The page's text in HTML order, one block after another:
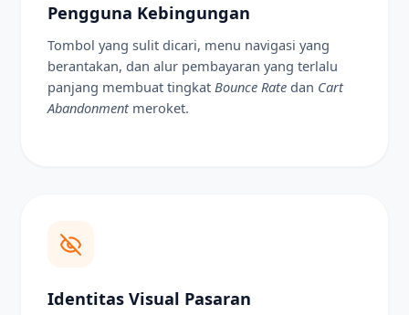
Pengguna Kebingungan
Tombol yang sulit dicari, menu navigasi yang
berantakan, dan alur pembayaran yang terlalu
panjang membuat tingkat Bounce Rate dan Cart
Abandonmentmeroket.
Identitas Visual Pasaran